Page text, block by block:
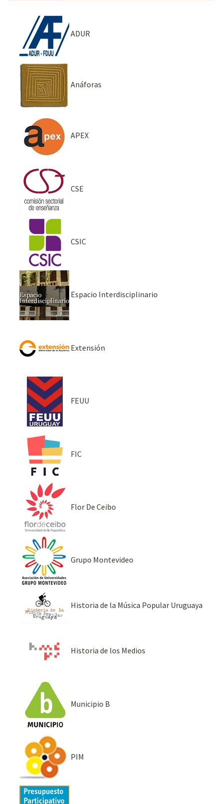
ADUR
Anáforas
APEX
CSE
CSIC
Espacio Interdisciplinario
Extensión
FEUU
FIC
Flor De Ceibo
Grupo Montevideo
Historia de la Música Popular Uruguaya
Historia de los Medios
Municipio B
PIM